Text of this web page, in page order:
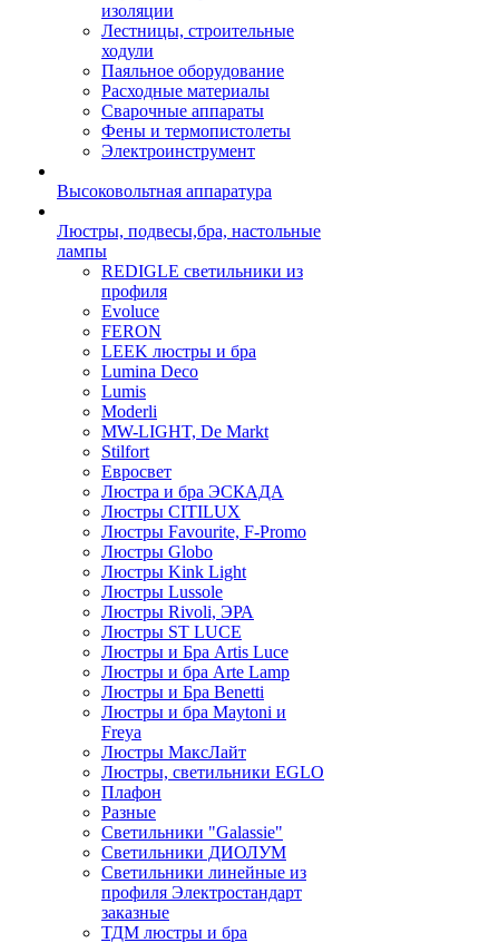
изоляции
Лестницы, строительные
ходули
Паяльное оборудование
Расходные материалы
Сварочные аппараты
Фены и термопистолеты
Электроинструмент
Высоковольтная аппаратура
Люстры, подвесы,бра, настольные
лампы
REDIGLE светильники из
профиля
Evoluce
FERON
LEEK люстры и бра
Lumina Deco
Lumis
Moderli
MW-LIGHT, De Markt
Stilfort
Евросвет
Люстра и бра ЭСКАДА
Люстры CITILUX
Люстры Favourite, F-Promo
Люстры Globo
Люстры Kink Light
Люстры Lussole
Люстры Rivoli, ЭРА
Люстры ST LUCE
Люстры и Бра Artis Luce
Люстры и бра Arte Lamp
Люстры и Бра Benetti
Люстры и бра Maytoni и
Freya
Люстры МаксЛайт
Люстры, светильники EGLO
Плафон
Разные
Светильники "Galassie"
Светильники ДИОЛУМ
Светильники линейные из
профиля Электростандарт
заказные
ТДМ люстры и бра